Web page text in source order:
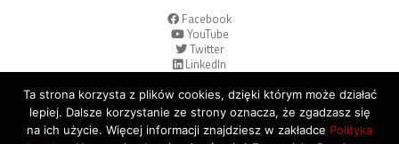
Facebook
YouTube
Twitter
LinkedIn
Ta strona korzysta z plików cookies, dzięki którym może działać
lepiej. Dalsze korzystanie ze strony oznacza, że zgadzasz się
na ich użycie. Więcej informacji znajdziesz w zakładce Polityka